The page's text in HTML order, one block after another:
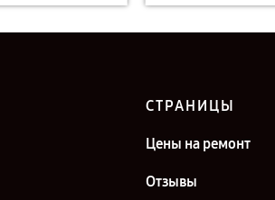
СТРАНИЦЫ
Цены на ремонт
Отзывы